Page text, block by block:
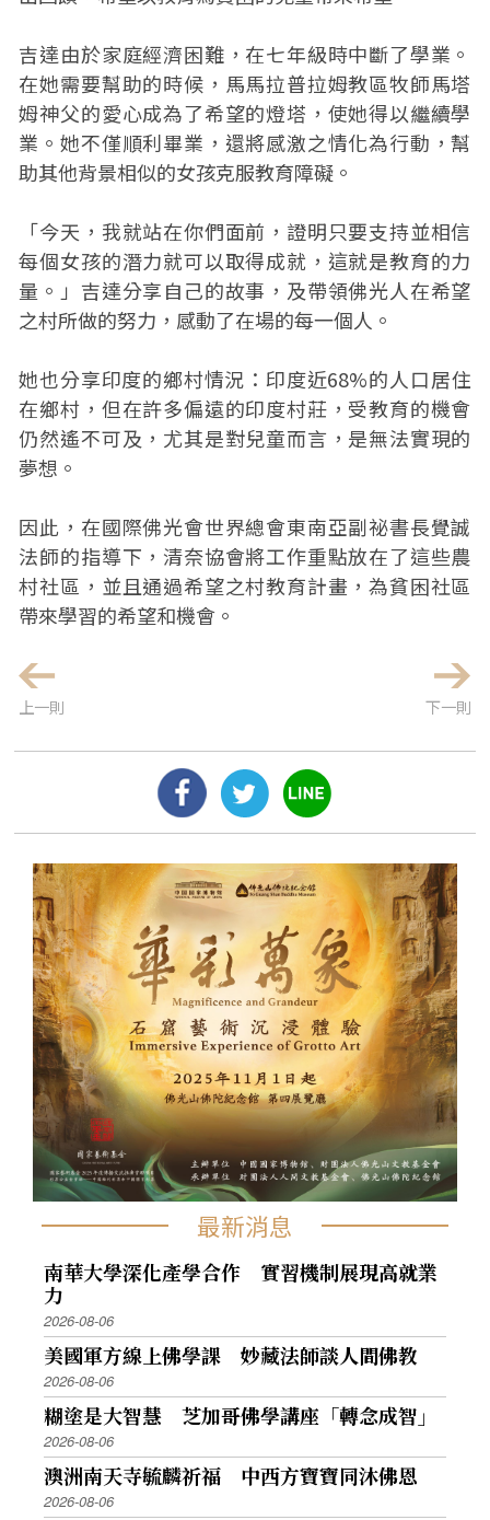
吉達由於家庭經濟困難，在七年級時中斷了學業。
在她需要幫助的時候，馬馬拉普拉姆教區牧師馬塔
姆神父的愛心成為了希望的燈塔，使她得以繼續學
業。她不僅順利畢業，還將感激之情化為行動，幫
助其他背景相似的女孩克服教育障礙。
「今天，我就站在你們面前，證明只要支持並相信
每個女孩的潛力就可以取得成就，這就是教育的力
量。」吉達分享自己的故事，及帶領佛光人在希望
之村所做的努力，感動了在場的每一個人。
她也分享印度的鄉村情況：印度近68%的人口居住
在鄉村，但在許多偏遠的印度村莊，受教育的機會
仍然遙不可及，尤其是對兒童而言，是無法實現的
夢想。
因此，在國際佛光會世界總會東南亞副祕書長覺誠
法師的指導下，清奈協會將工作重點放在了這些農
村社區，並且通過希望之村教育計畫，為貧困社區
帶來學習的希望和機會。
上一則 下一則
最新消息
南華大學深化產學合作 實習機制展現高就業
力
2026-08-06
美國軍方線上佛學課 妙藏法師談人間佛教
2026-08-06
糊塗是大智慧 芝加哥佛學講座「轉念成智」
2026-08-06
澳洲南天寺毓麟祈福 中西方寶寶同沐佛恩
2026-08-06